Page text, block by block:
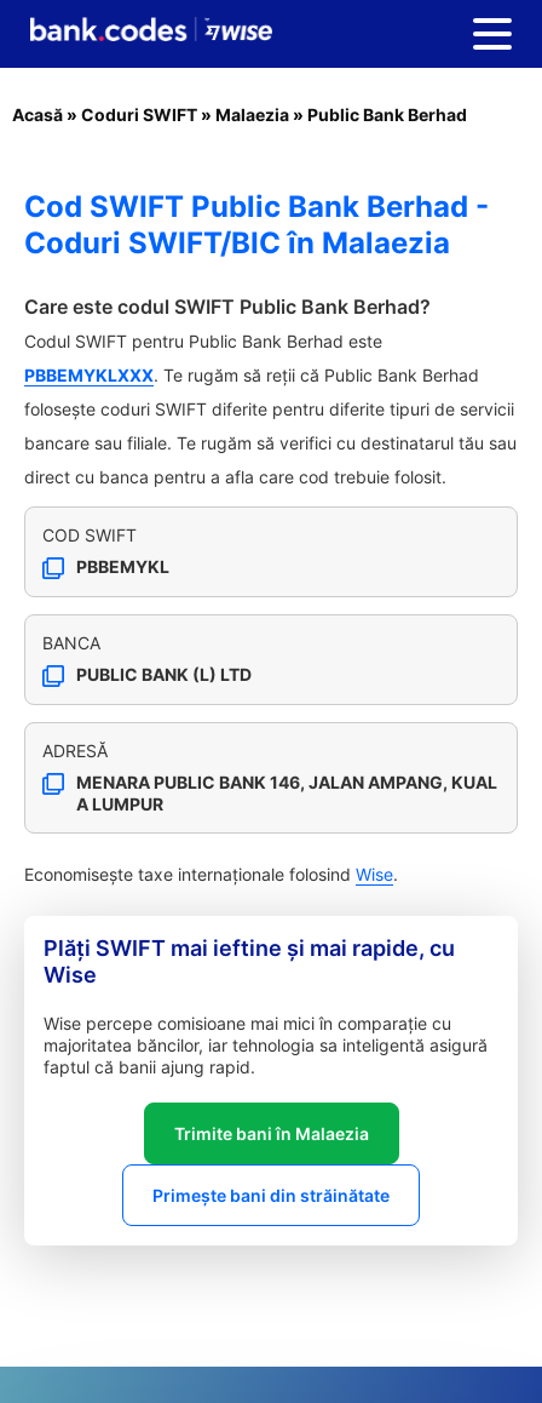
Acasă » Coduri SWIFT » Malaezia » Public Bank Berhad
Cod SWIFT Public Bank Berhad -
Coduri SWIFT/BIC în Malaezia
Care este codul SWIFT Public Bank Berhad?
Codul SWIFT pentru Public Bank Berhad este
PBBEMYKLXXX. Te rugăm să reții că Public Bank Berhad
folosește coduri SWIFT diferite pentru diferite tipuri de servicii
bancare sau filiale. Te rugăm să verifici cu destinatarul tău sau
direct cu banca pentru a afla care cod trebuie folosit.
COD SWIFT
PBBEMYKL
BANCA
PUBLIC BANK (L) LTD
ADRESĂ
MENARA PUBLIC BANK 146, JALAN AMPANG, KUAL
A LUMPUR
Economisește taxe internaționale folosind Wise.
Plăți SWIFT mai ieftine și mai rapide, cu
Wise
Wise percepe comisioane mai mici în comparație cu
majoritatea băncilor, iar tehnologia sa inteligentă asigură
faptul că banii ajung rapid.
Trimite bani în Malaezia
Primește bani din străinătate